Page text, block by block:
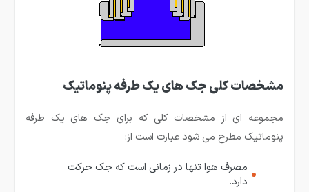
مشخصات کلی جک های یک طرفه پنوماتیک
مجموعه ای از مشخصات کلی که برای جک های یک طرفه
پنوماتیک مطرح می شود عبارت است از:
مصرف هوا تنها در زمانی است که جک حرکت
دارد.